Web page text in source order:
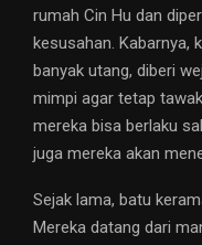
rumah Cin Hu dan
kesusahan. Kabarnya,
banyak utang, diberi
mimpi agar tetap
mereka bisa berlaku
juga mereka akan
Sejak lama, batu
Mereka datang dari